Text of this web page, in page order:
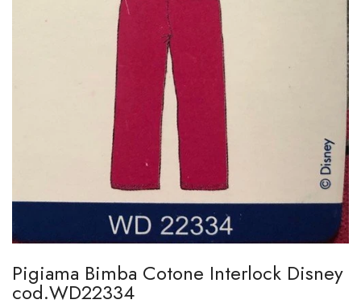
Pigiama Bimba Cotone Interlock Disney
cod.WD22334